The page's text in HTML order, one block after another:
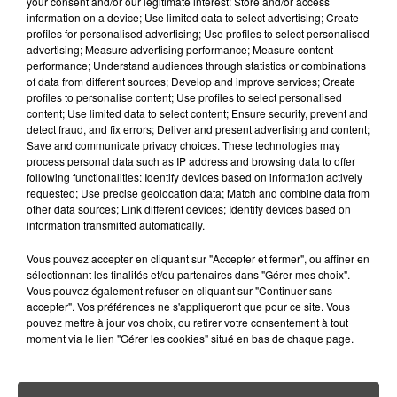
ALERTE L’ONU
5 août 2026
QUELLES SONT LES MARQUES QUI
OFFRENT LE MEILLEUR RAPPORT...
RETROUVEZ TOUTE L'ACTU DE LA RÉGION ET
EN TÉLÉCHARGEANT L'APPLICATION MOBILE
RCA
information on a device; Use limited data to select advertising; Create
profiles for personalised advertising; Use profiles to select personalised
advertising; Measure advertising performance; Measure content
performance; Understand audiences through statistics or combinations
of data from different sources; Develop and improve services; Create
profiles to personalise content; Use profiles to select personalised
content; Use limited data to select content; Ensure security, prevent and
detect fraud, and fix errors; Deliver and present advertising and content;
Save and communicate privacy choices. These technologies may
process personal data such as IP address and browsing data to offer
following functionalities: Identify devices based on information actively
requested; Use precise geolocation data; Match and combine data from
other data sources; Link different devices; Identify devices based on
information transmitted automatically.
Vous pouvez accepter en cliquant sur "Accepter et fermer", ou affiner en
sélectionnant les finalités et/ou partenaires dans "Gérer mes choix".
Vous pouvez également refuser en cliquant sur "Continuer sans
accepter". Vos préférences ne s'appliqueront que pour ce site. Vous
pouvez mettre à jour vos choix, ou retirer votre consentement à tout
moment via le lien "Gérer les cookies" situé en bas de chaque page.